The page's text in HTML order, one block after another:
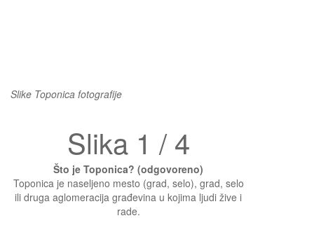
Slike Toponica fotografije
Slika 1 / 4
Što je Toponica? (odgovoreno)
Toponica je naseljeno mesto (grad, selo), grad, selo
ili druga aglomeracija građevina u kojima ljudi žive i
rade.